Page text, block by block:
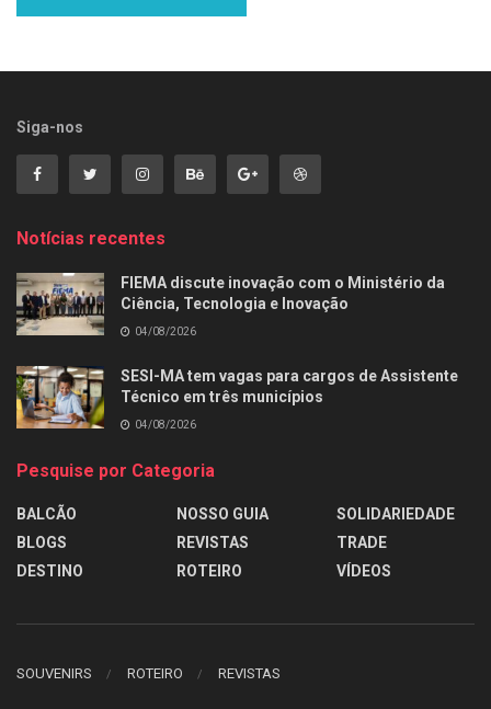
Siga-nos
Notícias recentes
FIEMA discute inovação com o Ministério da
Ciência, Tecnologia e Inovação
04/08/2026
SESI-MA tem vagas para cargos de Assistente
Técnico em três municípios
04/08/2026
Pesquise por Categoria
BALCÃO
BLOGS
DESTINO
NOSSO GUIA
REVISTAS
ROTEIRO
SOLIDARIEDADE
TRADE
VÍDEOS
SOUVENIRS ROTEIRO REVISTAS